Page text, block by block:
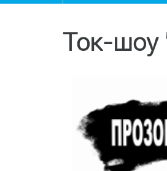
Ток-шоу